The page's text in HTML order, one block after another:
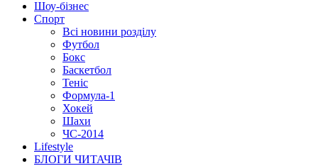
Шоу-бізнес
Спорт
Всі новини розділу
Футбол
Бокс
Баскетбол
Теніс
Формула-1
Хокей
Шахи
ЧС-2014
Lifestyle
БЛОГИ ЧИТАЧІВ